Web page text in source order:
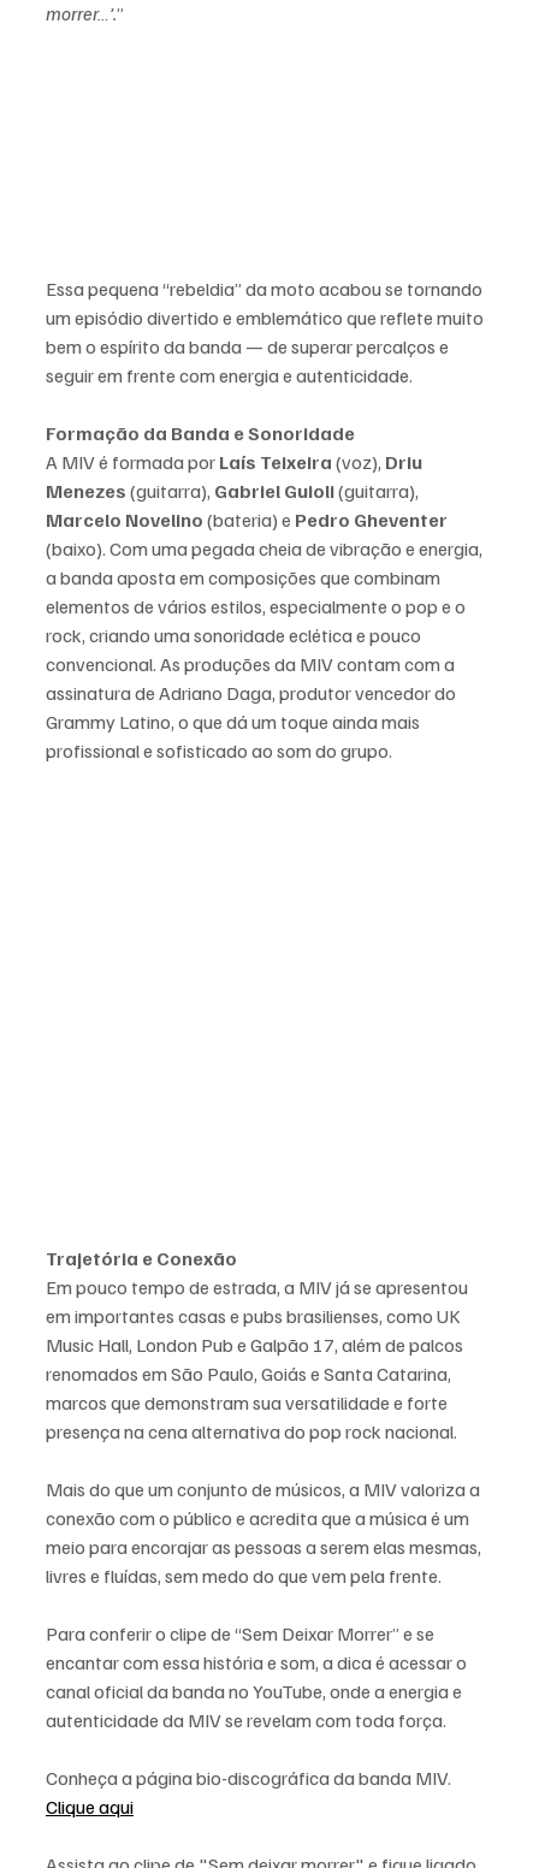
morrer…’.”
Essa pequena “rebeldia” da moto acabou se tornando
um episódio divertido e emblemático que reflete muito
bem o espírito da banda — de superar percalços e
seguir em frente com energia e autenticidade.
Formação da Banda e Sonoridade
A MIV é formada por Laís Teixeira (voz), Driu
Menezes (guitarra), Gabriel Guioli (guitarra),
Marcelo Novelino (bateria) e Pedro Gheventer
(baixo). Com uma pegada cheia de vibração e energia,
a banda aposta em composições que combinam
elementos de vários estilos, especialmente o pop e o
rock, criando uma sonoridade eclética e pouco
convencional. As produções da MIV contam com a
assinatura de Adriano Daga, produtor vencedor do
Grammy Latino, o que dá um toque ainda mais
profissional e sofisticado ao som do grupo.
Trajetória e Conexão
Em pouco tempo de estrada, a MIV já se apresentou
em importantes casas e pubs brasilienses, como UK
Music Hall, London Pub e Galpão 17, além de palcos
renomados em São Paulo, Goiás e Santa Catarina,
marcos que demonstram sua versatilidade e forte
presença na cena alternativa do pop rock nacional.
Mais do que um conjunto de músicos, a MIV valoriza a
conexão com o público e acredita que a música é um
meio para encorajar as pessoas a serem elas mesmas,
livres e fluídas, sem medo do que vem pela frente.
Para conferir o clipe de “Sem Deixar Morrer” e se
encantar com essa história e som, a dica é acessar o
canal oficial da banda no YouTube, onde a energia e
autenticidade da MIV se revelam com toda força.
Conheça a página bio-discográfica da banda MIV.
Clique aqui